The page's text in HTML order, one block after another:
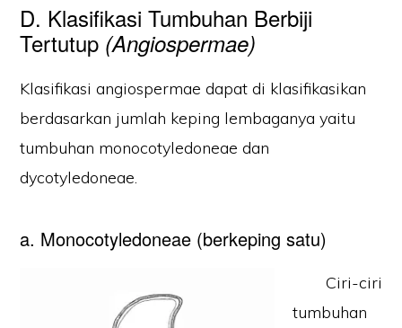
D. Klasifikasi Tumbuhan Berbiji
Tertutup (Angiospermae)
Klasifikasi angiospermae dapat di klasifikasikan
berdasarkan jumlah keping lembaganya yaitu
tumbuhan monocotyledoneae dan
dycotyledoneae.
a. Monocotyledoneae (berkeping satu)
Ciri-ciri
tumbuhan